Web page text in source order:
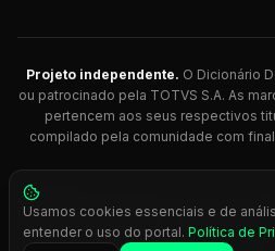
Projeto independente. O Dicionário
ou patrocinado pela TOTVS S.A. As
pertencem aos seus respectivos
compilado pela comunidade com
© 2026 Dicionário Dev. Feito com
Protheus.
Press Ctrl+K
Usamos cookies essenciais e de
entender o uso do portal. Política de